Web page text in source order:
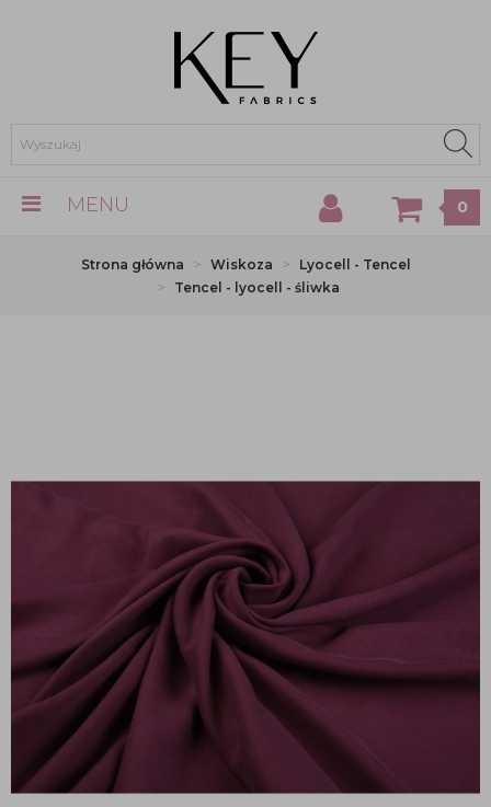
MENU 0
Strona główna Wiskoza
Lyocell - Tencel
Tencel - lyocell - śliwka